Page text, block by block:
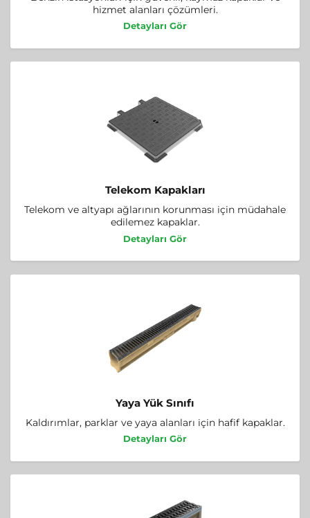
hizmet alanları çözümleri.
Detayları Gör
Telekom Kapakları
Telekom ve altyapı ağlarının korunması için müdahale
edilemez kapaklar.
Detayları Gör
Yaya Yük Sınıfı
Kaldırımlar, parklar ve yaya alanları için hafif kapaklar.
Detayları Gör